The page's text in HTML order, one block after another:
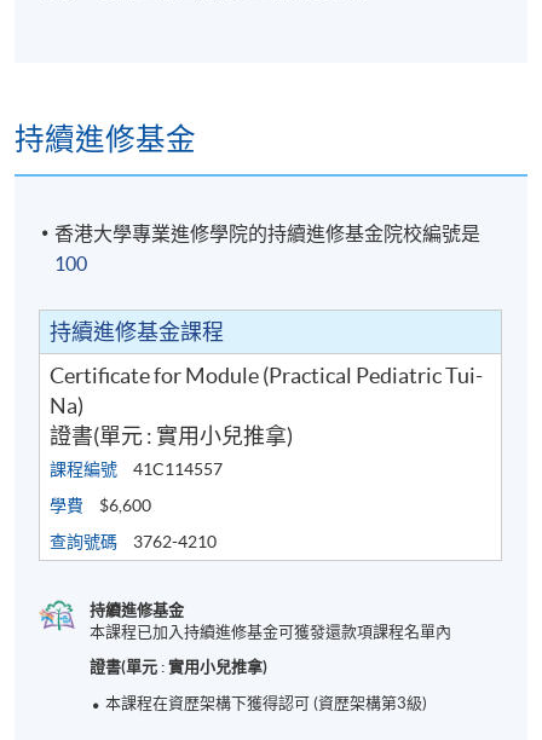
持續進修基金
香港大學專業進修學院的持續進修基金院校編號是
100
持續進修基金課程
Certificate for Module (Practical Pediatric Tui-
Na)
證書(單元 : 實用小兒推拿)
課程編號
41C114557
學費
$6,600
查詢號碼
3762-4210
持續進修基金
本課程已加入持續進修基金可獲發還款項課程名單內
證書(單元 : 實用小兒推拿)
本課程在資歴架構下獲得認可 (資歴架構第3級)